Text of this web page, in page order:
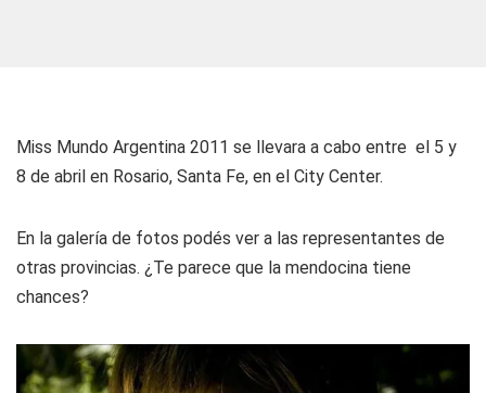
Miss Mundo Argentina 2011 se llevara a cabo entre el 5 y
8 de abril en Rosario, Santa Fe, en el City Center.
En la galería de fotos podés ver a las representantes de
otras provincias. ¿Te parece que la mendocina tiene
chances?